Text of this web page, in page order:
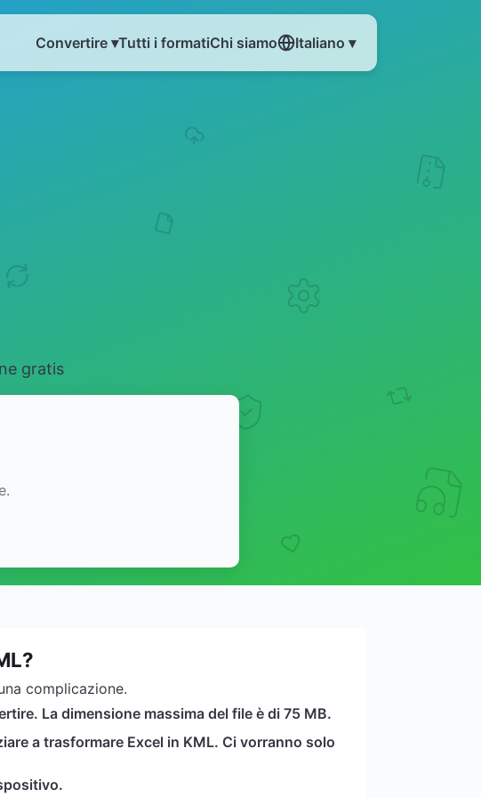
Convertire ▾Tutti i formatiChi siamo Italiano ▾
gratis
complicazione.
La dimensione massima del file è di 75 MB.
a trasformare Excel in KML. Ci vorranno solo